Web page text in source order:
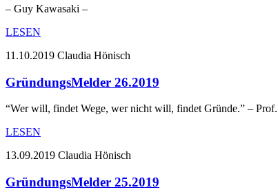
– Guy Kawasaki –
LESEN
11.10.2019 Claudia Hönisch
GründungsMelder 26.2019
“Wer will, findet Wege, wer nicht will, findet Gründe.” –
LESEN
13.09.2019 Claudia Hönisch
GründungsMelder 25.2019